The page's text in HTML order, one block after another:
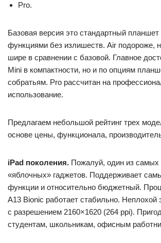
Pro.
Базовая версия это стандартный
функциями без излишеств. Air подороже,
шире в сравнении с базовой. Главное
Mini в компактности, но и по опциям
собратьям. Pro рассчитан на
использование.
Предлагаем небольшой рейтинг трех
основе цены, функционала,
iPad поколения. Пожалуй, один из самых
«яблочных» гаджетов. Поддерживает
функции и относительно бюджетный.
A13 Bionic работает стабильно. Неплохой
с разрешением 2160×1620 (264 ppi).
студентам, школьникам, офисным